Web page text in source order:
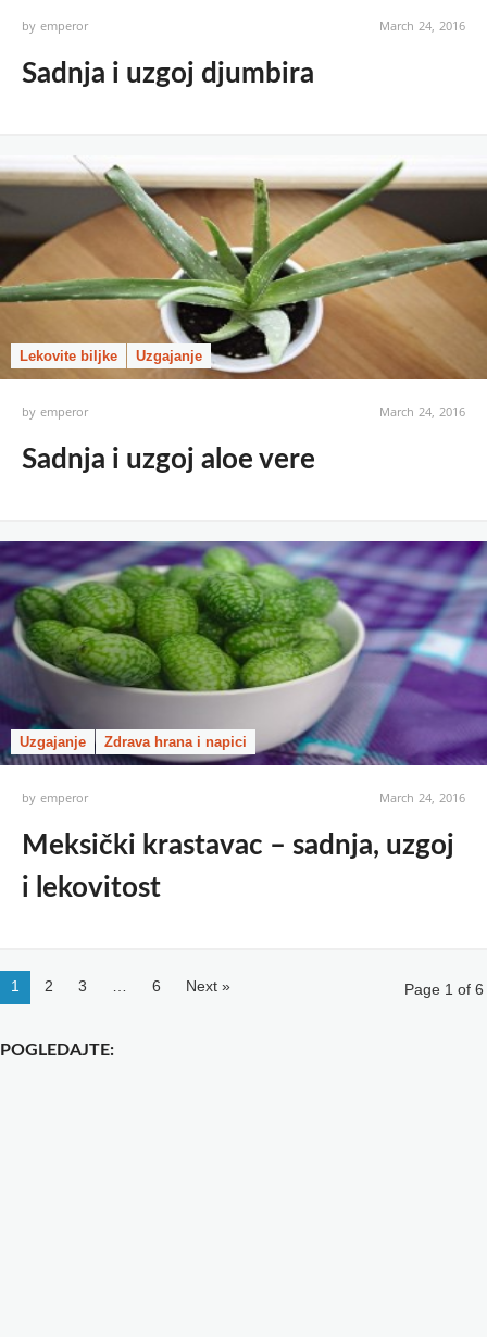
byemperor March 24, 2016
Sadnja i uzgoj djumbira
Lekovite biljke Uzgajanje
byemperor March 24, 2016
Sadnja i uzgoj aloe vere
Uzgajanje Zdrava hrana i napici
byemperor March 24, 2016
Meksički krastavac – sadnja, uzgoj
i lekovitost
1 2 3 6 Next » Page 1 of 6
POGLEDAJTE: